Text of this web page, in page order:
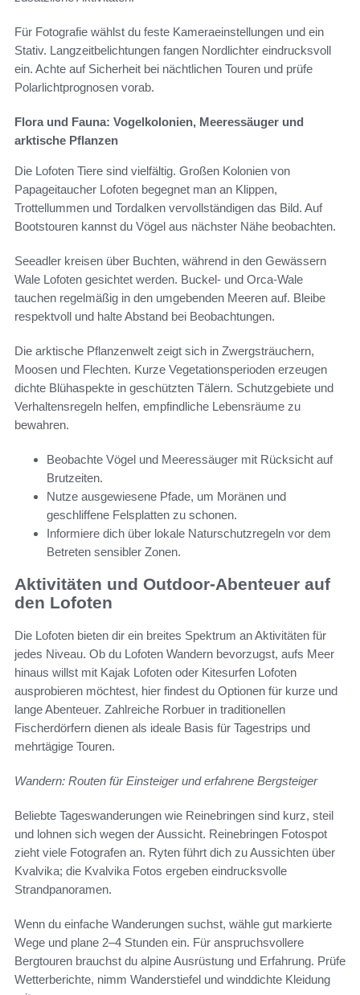
Für Fotografie wählst du feste Kameraeinstellungen und ein
Stativ. Langzeitbelichtungen fangen Nordlichter eindrucksvoll
ein. Achte auf Sicherheit bei nächtlichen Touren und prüfe
Polarlichtprognosen vorab.
Flora und Fauna: Vogelkolonien, Meeressäuger und
arktische Pflanzen
Die Lofoten Tiere sind vielfältig. Großen Kolonien von
Papageitaucher Lofoten begegnet man an Klippen,
Trottellummen und Tordalken vervollständigen das Bild. Auf
Bootstouren kannst du Vögel aus nächster Nähe beobachten.
Seeadler kreisen über Buchten, während in den Gewässern
Wale Lofoten gesichtet werden. Buckel- und Orca-Wale
tauchen regelmäßig in den umgebenden Meeren auf. Bleibe
respektvoll und halte Abstand bei Beobachtungen.
Die arktische Pflanzenwelt zeigt sich in Zwergsträuchern,
Moosen und Flechten. Kurze Vegetationsperioden erzeugen
dichte Blühaspekte in geschützten Tälern. Schutzgebiete und
Verhaltensregeln helfen, empfindliche Lebensräume zu
bewahren.
Beobachte Vögel und Meeressäuger mit Rücksicht auf
Brutzeiten.
Nutze ausgewiesene Pfade, um Moränen und
geschliffene Felsplatten zu schonen.
Informiere dich über lokale Naturschutzregeln vor dem
Betreten sensibler Zonen.
Aktivitäten und Outdoor-Abenteuer auf
den Lofoten
Die Lofoten bieten dir ein breites Spektrum an Aktivitäten für
jedes Niveau. Ob du Lofoten Wandern bevorzugst, aufs Meer
hinaus willst mit Kajak Lofoten oder Kitesurfen Lofoten
ausprobieren möchtest, hier findest du Optionen für kurze und
lange Abenteuer. Zahlreiche Rorbuer in traditionellen
Fischerdörfern dienen als ideale Basis für Tagestrips und
mehrtägige Touren.
Wandern: Routen für Einsteiger und erfahrene Bergsteiger
Beliebte Tageswanderungen wie Reinebringen sind kurz, steil
und lohnen sich wegen der Aussicht. Reinebringen Fotospot
zieht viele Fotografen an. Ryten führt dich zu Aussichten über
Kvalvika; die Kvalvika Fotos ergeben eindrucksvolle
Strandpanoramen.
Wenn du einfache Wanderungen suchst, wähle gut markierte
Wege und plane 2–4 Stunden ein. Für anspruchsvollere
Bergtouren brauchst du alpine Ausrüstung und Erfahrung. Prüfe
Wetterberichte, nimm Wanderstiefel und winddichte Kleidung